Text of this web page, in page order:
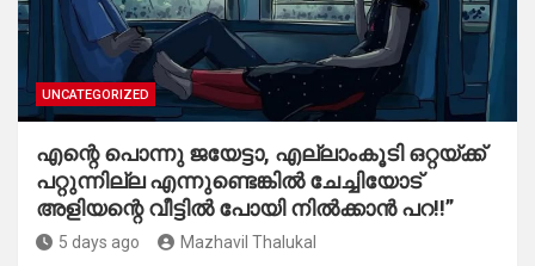
UNCATEGORIZED
എന്റെ പൊന്നു ജയേട്ടാ, എല്ലാംകൂടി ഒറ്റയ്ക്ക്
പറ്റുന്നില്ല എന്നുണ്ടെങ്കിൽ ചേച്ചിയോട്
അളിയന്റെ വീട്ടിൽ പോയി നിൽക്കാൻ പറ!!”
5 days ago Mazhavil Thalukal